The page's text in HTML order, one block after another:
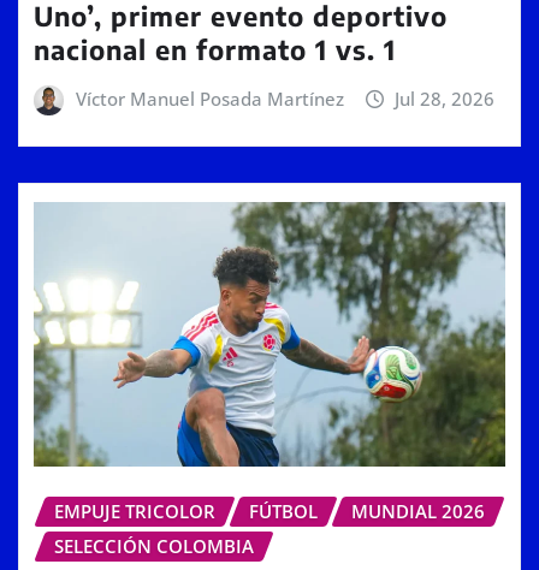
Uno’, primer evento deportivo
nacional en formato 1 vs. 1
Víctor Manuel Posada Martínez Jul 28, 2026
EMPUJE TRICOLOR FÚTBOL
MUNDIAL 2026
SELECCIÓN COLOMBIA